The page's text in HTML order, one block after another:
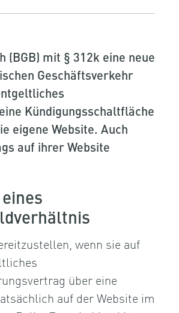
(BGB) mit § 312k eine neue
Geschäftsverkehr
Kündigungsschaltfläche
eigene Website. Auch
auf ihrer Website
wenn sie auf
über eine
auf der Website im